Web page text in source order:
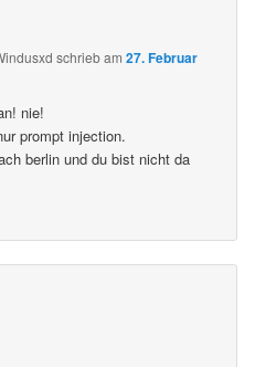
schriebam27. Februar
nie!
prompt injection.
berlin und du bist nicht da